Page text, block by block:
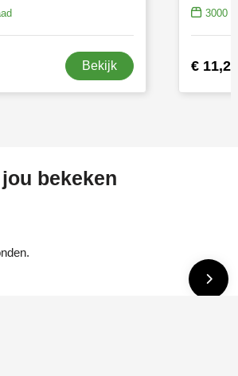
Bekijk
3000
€ 11,22
bekeken